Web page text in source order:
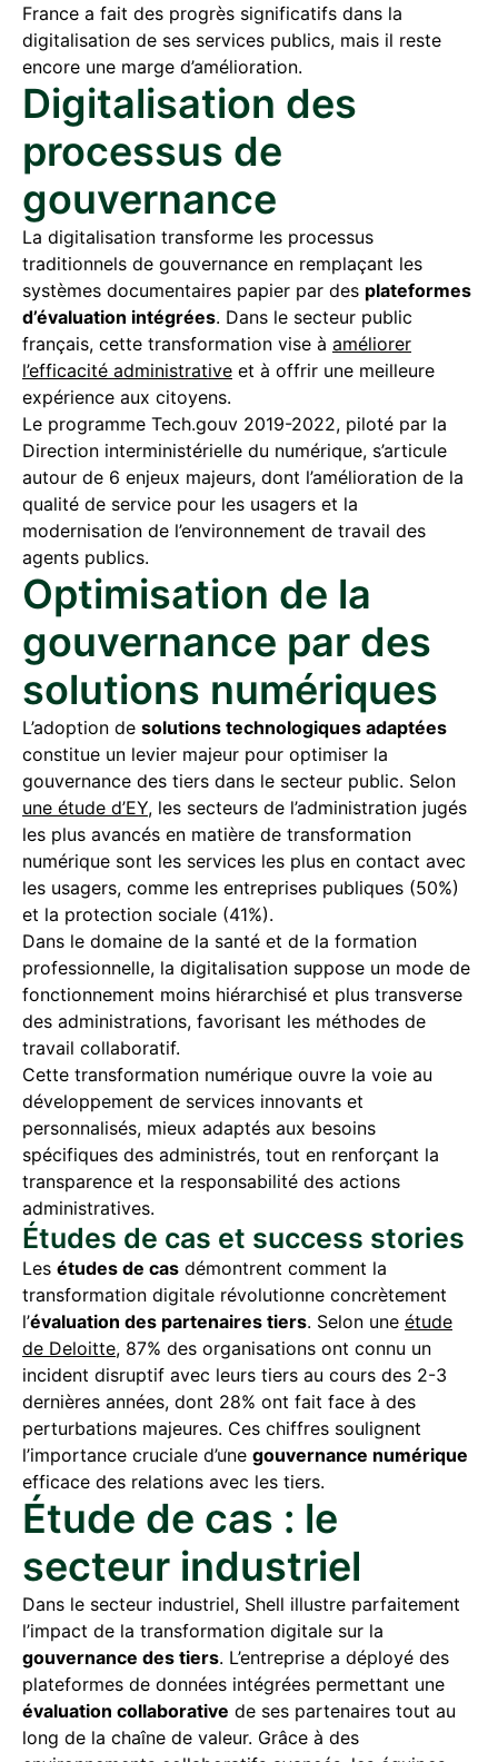
France a fait des progrès significatifs dans la
digitalisation de ses services publics, mais il reste
encore une marge d’amélioration.
Digitalisation des
processus de
gouvernance
La digitalisation transforme les processus
traditionnels de gouvernance en remplaçant les
systèmes documentaires papier par des plateformes
d’évaluation intégrées. Dans le secteur public
français, cette transformation vise à améliorer
l’efficacité administrative et à offrir une meilleure
expérience aux citoyens.
Le programme Tech.gouv 2019-2022, piloté par la
Direction interministérielle du numérique, s’articule
autour de 6 enjeux majeurs, dont l’amélioration de la
qualité de service pour les usagers et la
modernisation de l’environnement de travail des
agents publics.
Optimisation de la
gouvernance par des
solutions numériques
L’adoption de solutions technologiques adaptées
constitue un levier majeur pour optimiser la
gouvernance des tiers dans le secteur public. Selon
une étude d’EY, les secteurs de l’administration jugés
les plus avancés en matière de transformation
numérique sont les services les plus en contact avec
les usagers, comme les entreprises publiques (50%)
et la protection sociale (41%).
Dans le domaine de la santé et de la formation
professionnelle, la digitalisation suppose un mode de
fonctionnement moins hiérarchisé et plus transverse
des administrations, favorisant les méthodes de
travail collaboratif.
Cette transformation numérique ouvre la voie au
développement de services innovants et
personnalisés, mieux adaptés aux besoins
spécifiques des administrés, tout en renforçant la
transparence et la responsabilité des actions
administratives.
Études de cas et success stories
Les études de cas démontrent comment la
transformation digitale révolutionne concrètement
l’évaluation des partenaires tiers. Selon une étude
de Deloitte, 87% des organisations ont connu un
incident disruptif avec leurs tiers au cours des 2-3
dernières années, dont 28% ont fait face à des
perturbations majeures. Ces chiffres soulignent
l’importance cruciale d’une gouvernance numérique
efficace des relations avec les tiers.
Étude de cas : le
secteur industriel
Dans le secteur industriel, Shell illustre parfaitement
l’impact de la transformation digitale sur la
gouvernance des tiers. L’entreprise a déployé des
plateformes de données intégrées permettant une
évaluation collaborative de ses partenaires tout au
long de la chaîne de valeur. Grâce à des